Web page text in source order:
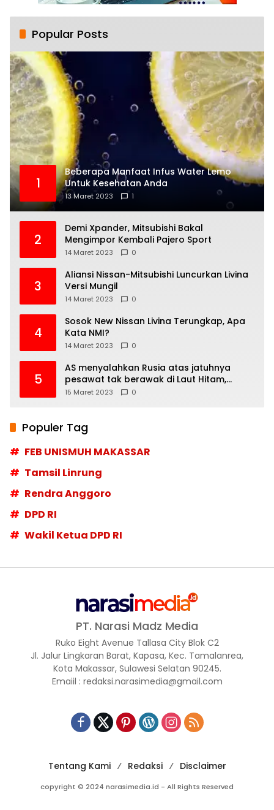
Popular Posts
1
Beberapa Manfaat Infus Water Lemo
Untuk Kesehatan Anda
13 Maret 2023 1
2
Demi Xpander, Mitsubishi Bakal
Mengimpor Kembali Pajero Sport
14 Maret 2023 0
3
Aliansi Nissan-Mitsubishi Luncurkan Livina
Versi Mungil
14 Maret 2023 0
4
Sosok New Nissan Livina Terungkap, Apa
Kata NMI?
14 Maret 2023 0
5
AS menyalahkan Rusia atas jatuhnya
pesawat tak berawak di Laut Hitam,
Moskow menyangkal
15 Maret 2023 0
Populer Tag
FEB UNISMUH MAKASSAR
Tamsil Linrung
Rendra Anggoro
DPD RI
Wakil Ketua DPD RI
PT. Narasi Madz Media
Ruko Eight Avenue Tallasa City Blok C2
Jl. Jalur Lingkaran Barat, Kapasa, Kec. Tamalanrea,
Kota Makassar, Sulawesi Selatan 90245.
Emaiil : redaksi.narasimedia@gmail.com
Tentang Kami Redaksi Disclaimer
copyright © 2024 narasimedia.id - All Rights Reserved